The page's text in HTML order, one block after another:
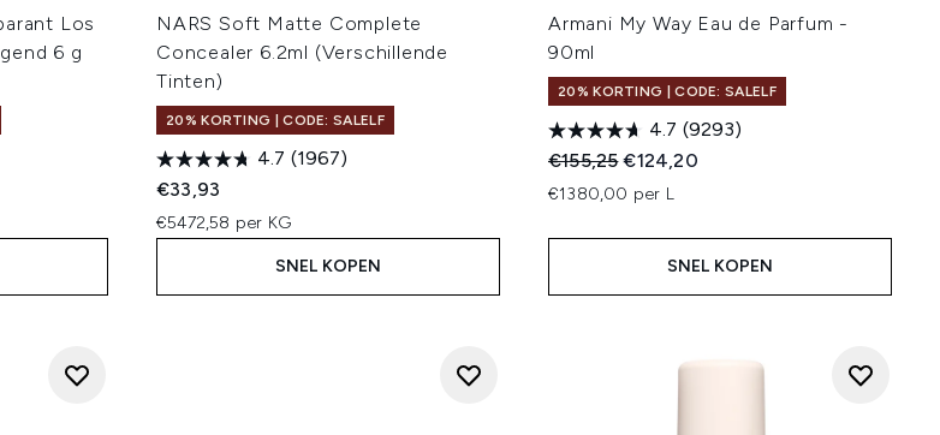
Los
6 g
NARS Soft Matte Complete
Concealer 6.2ml (Verschillende
Tinten)
20% KORTING | CODE: SALELF
4.7 (1967)
€33,93
€5472,58 per KG
SNEL KOPEN
Armani My Way Eau de Parfum -
90ml
20% KORTING | CODE: SALELF
4.7 (9293)
Recommended Retail Price:
€155,25Huidige prijs:
€124,20
€1380,00 per L
SNEL KOPEN